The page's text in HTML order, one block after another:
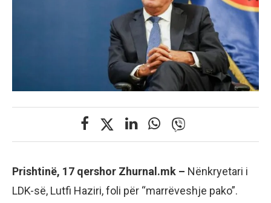
Prishtinë, 17 qershor Zhurnal.mk – Nënkryetari i
LDK-së, Lutfi Haziri, foli për “marrëveshje pako”.